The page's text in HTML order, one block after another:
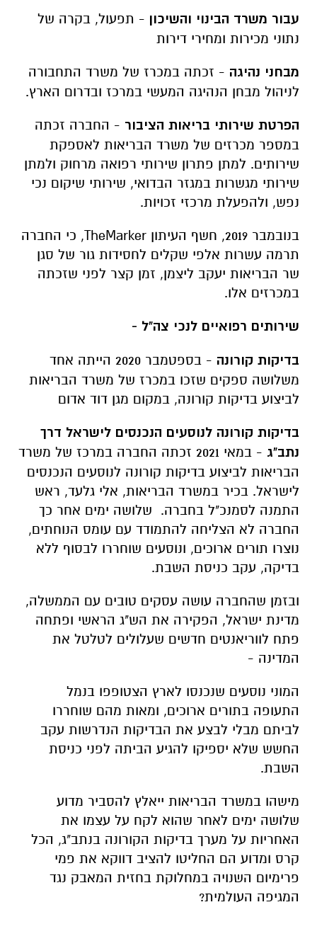
עבור משרד הבינוי והשיכון - תפעול, בקרה של
נתוני מכירות ומחירי דירות
מבחני נהיגה - זכתה במכרז של משרד התחבורה
לניהול מבחן הנהיגה המעשי במרכז ובדרום הארץ.
הפרטת שירותי בריאות הציבור - החברה זכתה
במספר מכרזים של משרד הבריאות לאספקת
שירותים. למתן פתרון שירותי רפואה מרחוק ולמתן
שירותי מגשרות במגזר הבדואי, שירותי שיקום נכי
נפש, ולהפעלת מרכזי זכויות.
בנובמבר 2019, חשף העיתון TheMarker, כי החברה
תרמה עשרות אלפי שקלים לחסידות גור של סגן
שר הבריאות יעקב ליצמן, זמן קצר לפני שזכתה
במכרזים אלו.
שירותים רפואיים לנכי צה"ל -
בדיקות קורונה
- בספטמבר 2020 הייתה אחד
משלושה ספקים שזכו במכרז של משרד הבריאות
לביצוע בדיקות קורונה, במקום מגן דוד אדום
בדיקות קורונה לנוסעים הנכנסים לישראל דרך
נתב"ג
- במאי 2021 זכתה החברה במרכז של משרד
הבריאות לביצוע בדיקות קורונה לנוסעים הנכנסים
לישראל. בכיר במשרד הבריאות, אלי גלעד, ראש
התמנה לסמנכ"ל בחברה. שלושה ימים אחר כך
החברה לא הצליחה להתמודד עם עומס הנוחתים,
נוצרו תורים ארוכים, ונוסעים שוחררו לבסוף ללא
בדיקה, עקב כניסת השבת.
ובזמן שהחברה עושה עסקים טובים עם הממשלה,
מדינת ישראל, הפקירה את הש"ג הראשי ופתחה
פתח לווריאנטים חדשים שעלולים לטלטל את
המדינה -
המוני נוסעים שנכנסו לארץ הצטופפו בנמל
התעופה בתורים ארוכים, ומאות מהם שוחררו
לביתם מבלי לבצע את הבדיקות הנדרשות עקב
החשש שלא יספיקו להגיע הביתה לפני כניסת
השבת.
מישהו במשרד הבריאות ייאלץ להסביר מדוע
שלושה ימים לאחר שהוא לקח על עצמו את
האחריות על מערך בדיקות הקורונה בנתב"ג, הכל
קרס ומדוע הם החליטו להציב דווקא את פמי
פרימיום השנויה במחלוקת בחזית המאבק נגד
המגיפה העולמית?